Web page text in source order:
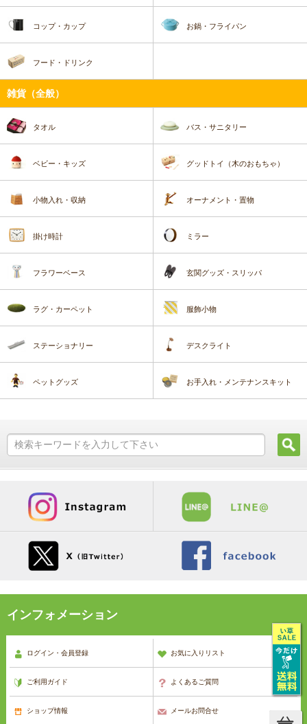
コップ・カップ お鍋・フライパン
フード・ドリンク
雑貨（全般）
タオル バス・サニタリー
ベビー・キッズ グッドトイ（木のおもちゃ）
小物入れ・収納 オーナメント・置物
掛け時計 ミラー
フラワーベース 玄関グッズ・スリッパ
ラグ・カーペット 服飾小物
ステーショナリー デスクライト
ペットグッズ お手入れ・メンテナンスキット
インフォメーション
ログイン・会員登録 お気に入りリスト
ご利用ガイド よくあるご質問
ショップ情報 メールお問合せ